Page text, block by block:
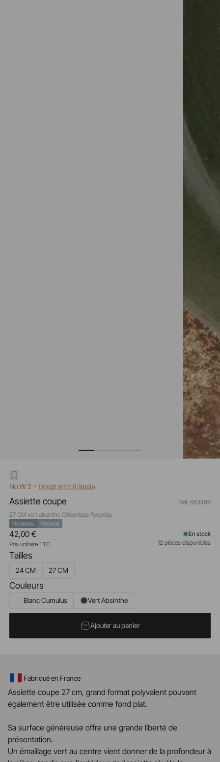
No.W 2 - Design with R/studio
Assiette coupe
27 CM vert absinthe Céramique Recyclay
Réf. 663489
Tailles
24 CM 27 CM
Couleurs
Blanc Cumulus Vert Absinthe
Nouveau Recyclé
42,00 €
Prix unitaire TTC
En stock
12 pièces disponibles
Ajouter au panier
Fabriqué en France
Assiette coupe 27 cm, grand format polyvalent pouvant
également être utilisée comme fond plat.
Sa surface généreuse offre une grande liberté de
présentation.
Un émaillage vert au centre vient donner de la profondeur à